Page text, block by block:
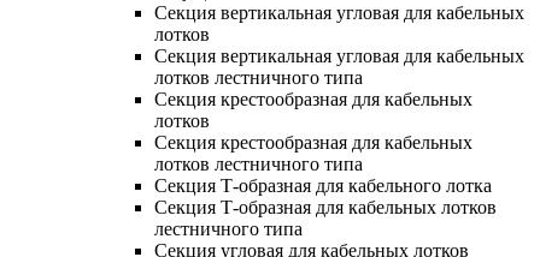
Секция вертикальная угловая для кабельных
лотков
Секция вертикальная угловая для кабельных
лотков лестничного типа
Секция крестообразная для кабельных
лотков
Секция крестообразная для кабельных
лотков лестничного типа
Секция Т-образная для кабельного лотка
Секция Т-образная для кабельных лотков
лестничного типа
Секция угловая для кабельных лотков